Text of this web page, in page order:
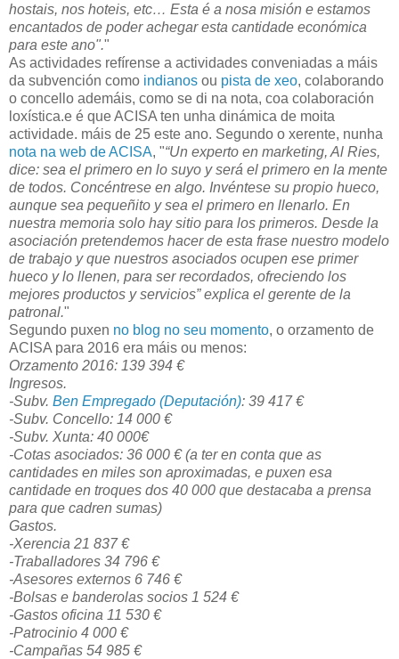
hostais, nos hoteis, etc… Esta é a nosa misión e estamos
encantados de poder achegar esta cantidade económica
para este ano"."
As actividades refírense a actividades conveniadas a máis
da subvención como indianos ou pista de xeo, colaborando
o concello ademáis, como se di na nota, coa colaboración
loxística.e é que ACISA ten unha dinámica de moita
actividade. máis de 25 este ano. Segundo o xerente, nunha
nota na web de ACISA, "“Un experto en marketing, Al Ries,
dice: sea el primero en lo suyo y será el primero en la mente
de todos. Concéntrese en algo. Invéntese su propio hueco,
aunque sea pequeñito y sea el primero en llenarlo. En
nuestra memoria solo hay sitio para los primeros. Desde la
asociación pretendemos hacer de esta frase nuestro modelo
de trabajo y que nuestros asociados ocupen ese primer
hueco y lo llenen, para ser recordados, ofreciendo los
mejores productos y servicios” explica el gerente de la
patronal."
Segundo puxen no blog no seu momento, o orzamento de
ACISA para 2016 era máis ou menos:
Orzamento 2016: 139 394 €
Ingresos.
-Subv. Ben Empregado (Deputación): 39 417 €
-Subv. Concello: 14 000 €
-Subv. Xunta: 40 000€
-Cotas asociados: 36 000 € (a ter en conta que as
cantidades en miles son aproximadas, e puxen esa
cantidade en troques dos 40 000 que destacaba a prensa
para que cadren sumas)
Gastos.
-Xerencia 21 837 €
-Traballadores 34 796 €
-Asesores externos 6 746 €
-Bolsas e banderolas socios 1 524 €
-Gastos oficina 11 530 €
-Patrocinio 4 000 €
-Campañas 54 985 €